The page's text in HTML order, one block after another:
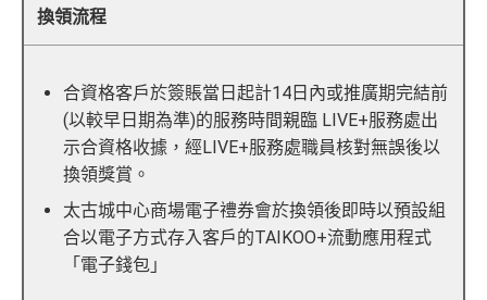
換領流程
合資格客戶於簽賬當日起計14日內或推廣期完結前
(以較早日期為準)的服務時間親臨 LIVE+服務處出
示合資格收據，經LIVE+服務處職員核對無誤後以
換領獎賞。
太古城中心商場電子禮券會於換領後即時以預設組
合以電子方式存入客戶的TAIKOO+流動應用程式
「電子錢包」